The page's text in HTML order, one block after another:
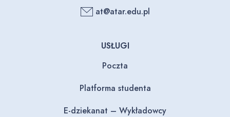
at@atar.edu.pl
USŁUGI
Poczta
Platforma studenta
E-dziekanat – Wykładowcy